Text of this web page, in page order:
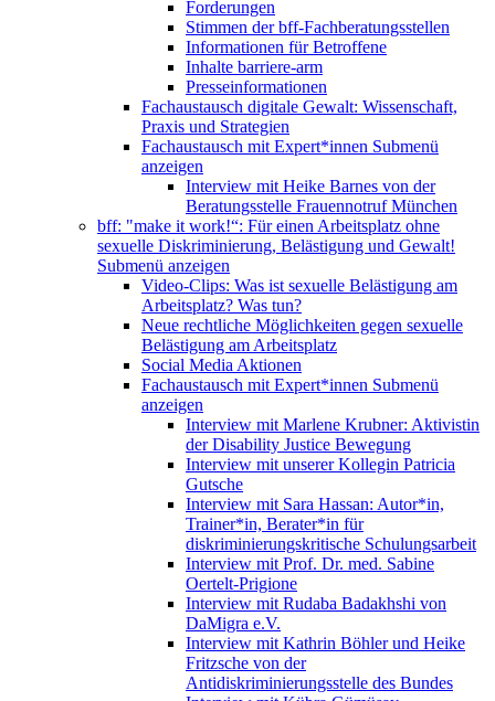
Forderungen
Stimmen der bff-Fachberatungsstellen
Informationen für Betroffene
Inhalte barriere-arm
Presseinformationen
Fachaustausch digitale Gewalt: Wissenschaft,
Praxis und Strategien
Fachaustausch mit Expert*innen Submenü
anzeigen
Interview mit Heike Barnes von der
Beratungsstelle Frauennotruf München
bff: "make it work!“: Für einen Arbeitsplatz ohne
sexuelle Diskriminierung, Belästigung und Gewalt!
Submenü anzeigen
Video-Clips: Was ist sexuelle Belästigung am
Arbeitsplatz? Was tun?
Neue rechtliche Möglichkeiten gegen sexuelle
Belästigung am Arbeitsplatz
Social Media Aktionen
Fachaustausch mit Expert*innen Submenü
anzeigen
Interview mit Marlene Krubner: Aktivistin
der Disability Justice Bewegung
Interview mit unserer Kollegin Patricia
Gutsche
Interview mit Sara Hassan: Autor*in,
Trainer*in, Berater*in für
diskriminierungskritische Schulungsarbeit
Interview mit Prof. Dr. med. Sabine
Oertelt-Prigione
Interview mit Rudaba Badakhshi von
DaMigra e.V.
Interview mit Kathrin Böhler und Heike
Fritzsche von der
Antidiskriminierungsstelle des Bundes